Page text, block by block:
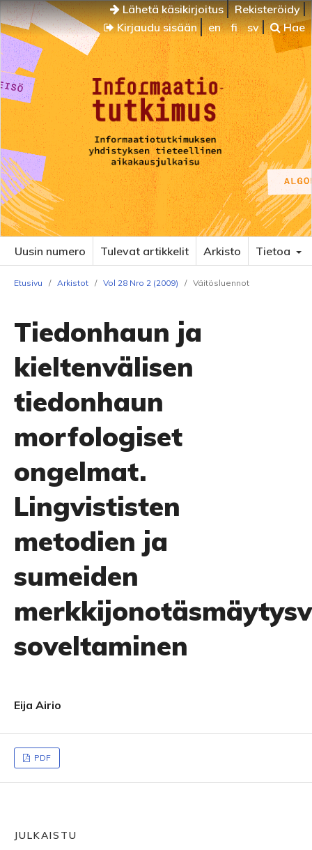
Lähetä käsikirjoitus
Rekisteröidy
Kirjaudu sisään
en fi sv Hae
Uusin numero Tulevat artikkelit Arkisto Tietoa
Etusivu / Arkistot / Vol 28 Nro 2 (2009) / Väitösluennot
Tiedonhaun ja
kieltenvälisen
tiedonhaun
morfologiset
ongelmat.
Lingvististen
metodien ja
sumeiden
soveltaminen
Eija Airio
PDF
JULKAISTU